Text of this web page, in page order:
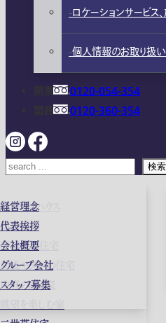
ガレージハウス
高級住宅
店舗併用住宅
和風モダンの住宅
中庭のある家
経営理念
代表挨拶
会社概要
グループ会社
スタッフ募集
ロケーションサービス
個人情報のお取り扱
0120-054-354
0120-360-354
検索